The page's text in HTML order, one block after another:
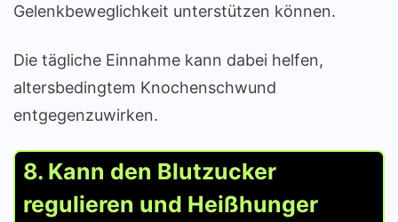
Gelenkbeweglichkeit unterstützen können.
Die tägliche Einnahme kann dabei helfen,
altersbedingtem Knochenschwund
entgegenzuwirken.
8. Kann den Blutzucker
regulieren und Heißhunger